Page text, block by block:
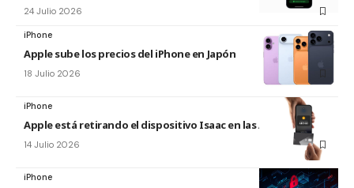
24 Julio 2026
iPhone
Apple sube los precios del iPhone en Japón
18 Julio 2026
iPhone
Apple está retirando el dispositivo Isaac en las Apple Store
14 Julio 2026
iPhone